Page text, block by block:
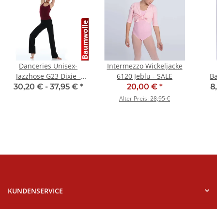
Danceries Unisex-
Jazzhose G23 Dixie -
Baumwolle
30,20 € - 37,95 € *
Intermezzo Wickeljacke
6120 Jeblu - SALE
20,00 € *
Alter Preis:28,95 €
KUNDENSERVICE